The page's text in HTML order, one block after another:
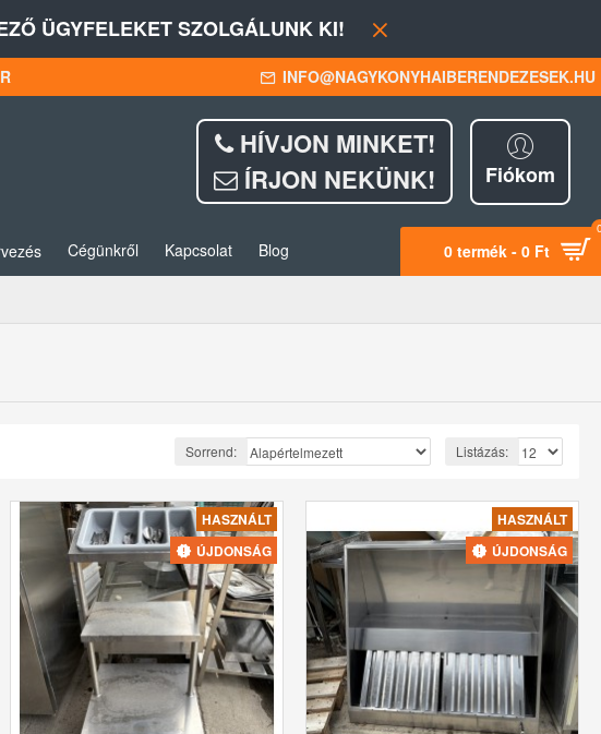
ÜGYFELEKET SZOLGÁLUNK KI!
INFO@NAGYKONYHAIBERENDEZESEK.HU
HÍVJON MINKET!
ÍRJON NEKÜNK!
Fiókom
Cégünkről Kapcsolat Blog 0 termék - 0 Ft
Sorrend: Listázás:
HASZNÁLT
ÚJDONSÁG
HASZNÁLT
ÚJDONSÁG